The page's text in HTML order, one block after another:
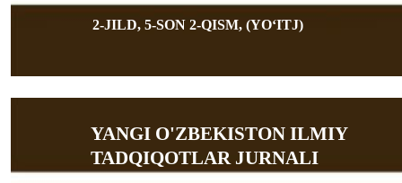
2-JILD, 5-SON 2-QISM, (YOʻITJ)
YANGI O'ZBEKISTON ILMIY
TADQIQOTLAR JURNALI